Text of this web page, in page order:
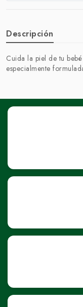
Descripción
Cuida la piel de tu
especialmente